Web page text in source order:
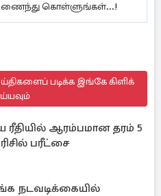
கொள்ளுங்கள்...!
படிக்க இங்கே கிளிக்
ரீதியில் ஆரம்பமான தரம் 5
பரீட்சை
நடவடிக்கையில்